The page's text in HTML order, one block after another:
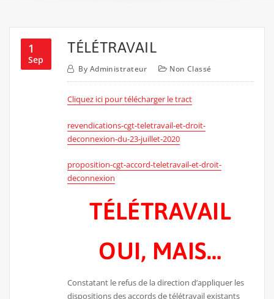
1
Sep
TÉLÉTRAVAIL
By Administrateur Non Classé
Cliquez ici pour télécharger le tract
revendications-cgt-teletravail-et-droit-
deconnexion-du-23-juillet-2020
proposition-cgt-accord-teletravail-et-droit-
deconnexion
TÉLÉTRAVAIL
OUI, MAIS…
Constatant le refus de la direction d’appliquer les
dispositions des accords de télétravail existants